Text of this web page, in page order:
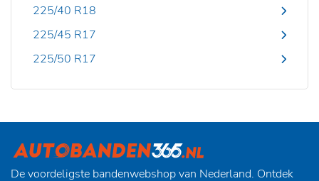
225/40 R18
225/45 R17
225/50 R17
De voordeligste bandenwebshop van Nederland. Ontdek